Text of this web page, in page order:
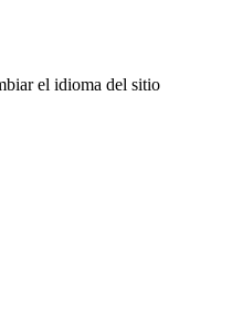
el idioma del sitio